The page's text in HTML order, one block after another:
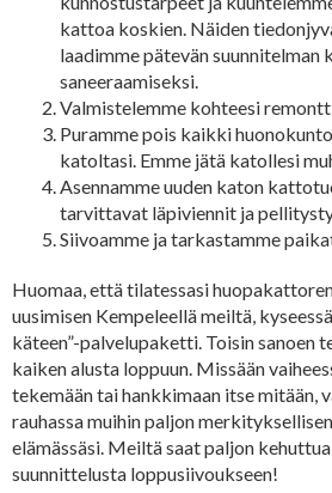
kattoa koskien. Näiden
laadimme pätevän suunnitelman
saneeraamiseksi.
Valmistelemme kohteesi
Puramme pois kaikki
katoltasi. Emme jätä katollesi
Asennamme uuden katon
tarvittavat läpiviennit ja
Siivoamme ja tarkastamme
Huomaa, että tilatessasi
uusimisen Kempeleellä meiltä,
käteen”-palvelupaketti. Toisin sanoen
kaiken alusta loppuun. Missään
tekemään tai hankkimaan itse mitään,
rauhassa muihin paljon
elämässäsi. Meiltä saat paljon
suunnittelusta loppusiivoukseen!